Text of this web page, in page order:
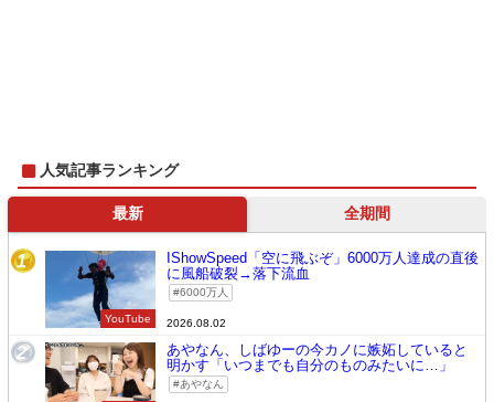
人気記事ランキング
最新 全期間
1
YouTube
IShowSpeed「空に飛ぶぞ」6000万人達成の直後
に風船破裂→落下流血
6000万人
2026.08.02
2
あやなん、しばゆーの今カノに嫉妬していると
明かす「いつまでも自分のものみたいに…」
あやなん